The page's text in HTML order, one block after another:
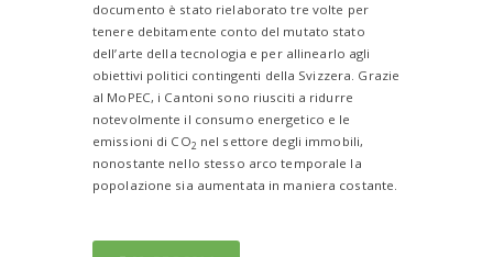
documento è stato rielaborato tre volte per
tenere debitamente conto del mutato stato
dell’arte della tecnologia e per allinearlo agli
obiettivi politici contingenti della Svizzera. Grazie
al MoPEC, i Cantoni sono riusciti a ridurre
notevolmente il consumo energetico e le
emissioni di CO2 nel settore degli immobili,
nonostante nello stesso arco temporale la
popolazione sia aumentata in maniera costante.